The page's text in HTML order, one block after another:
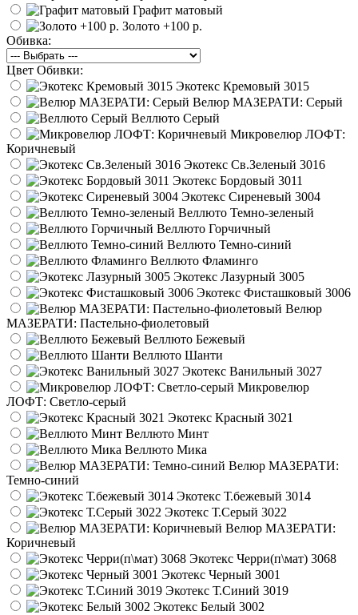
Графит матовый
Золото +100 р.
Обивка:
Цвет Обивки:
Экотекс Кремовый 3015
Велюр МАЗЕРАТИ: Серый
Веллюто Серый
Микровелюр ЛОФТ:
Коричневый
Экотекс Св.Зеленый 3016
Экотекс Бордовый 3011
Экотекс Сиреневый 3004
Веллюто Темно-зеленый
Веллюто Горчичный
Веллюто Темно-синий
Веллюто Фламинго
Экотекс Лазурный 3005
Экотекс Фисташковый 3006
Велюр
МАЗЕРАТИ: Пастельно-фиолетовый
Веллюто Бежевый
Веллюто Шанти
Экотекс Ванильный 3027
Микровелюр
ЛОФТ: Светло-серый
Экотекс Красный 3021
Веллюто Минт
Веллюто Мика
Велюр МАЗЕРАТИ:
Темно-синий
Экотекс Т.бежевый 3014
Экотекс Т.Серый 3022
Велюр МАЗЕРАТИ:
Коричневый
Экотекс Черри(п\мат) 3068
Экотекс Черный 3001
Экотекс Т.Синий 3019
Экотекс Белый 3002